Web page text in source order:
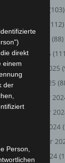
(103)
(112)
April 2025
(88)
März 2025
Februar 2025
Januar 2025
Dezember
November
Oktober 2024
September
August 2024
direkt
einem
der
Person,